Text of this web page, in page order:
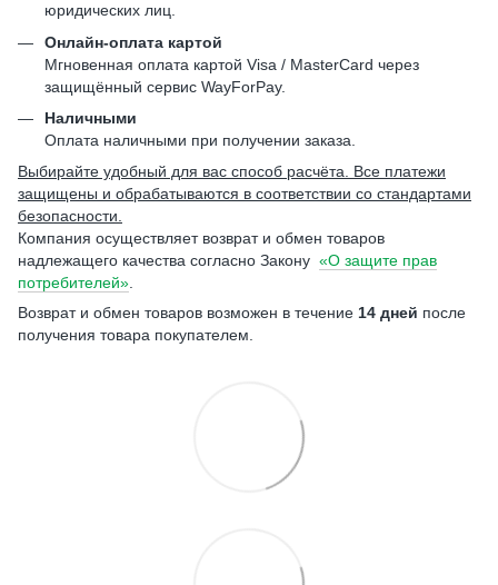
юридических лиц.
Онлайн-оплата картой
Мгновенная оплата картой Visa / MasterCard через
защищённый сервис WayForPay.
Наличными
Оплата наличными при получении заказа.
Выбирайте удобный для вас способ расчёта. Все платежи
защищены и обрабатываются в соответствии со стандартами
безопасности.
Компания осуществляет возврат и обмен товаров
надлежащего качества согласно Закону «О защите прав
потребителей».
Возврат и обмен товаров возможен в течение 14 дней после
получения товара покупателем.